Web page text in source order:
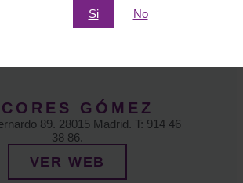
Si No
GÓMEZ
89. 28015 Madrid. T: 914 46
38 86.
VER WEB